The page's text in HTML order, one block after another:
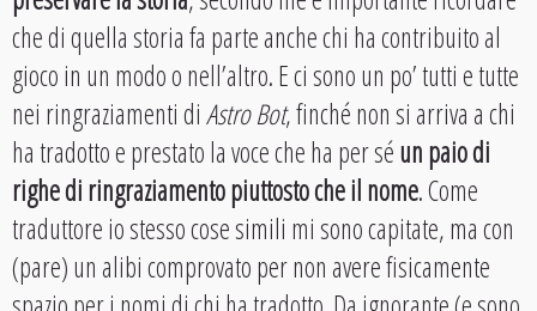
che di quella storia fa parte anche chi ha contribuito al
gioco in un modo o nell’altro. E ci sono un po’ tutti e tutte
nei ringraziamenti diAstro Bot, finché non si arriva a chi
ha tradotto e prestato la voce che ha per séun paio di
righe di ringraziamento piuttosto che il nome. Come
traduttore io stesso cose simili mi sono capitate, ma con
(pare) un alibi comprovato per non avere fisicamente